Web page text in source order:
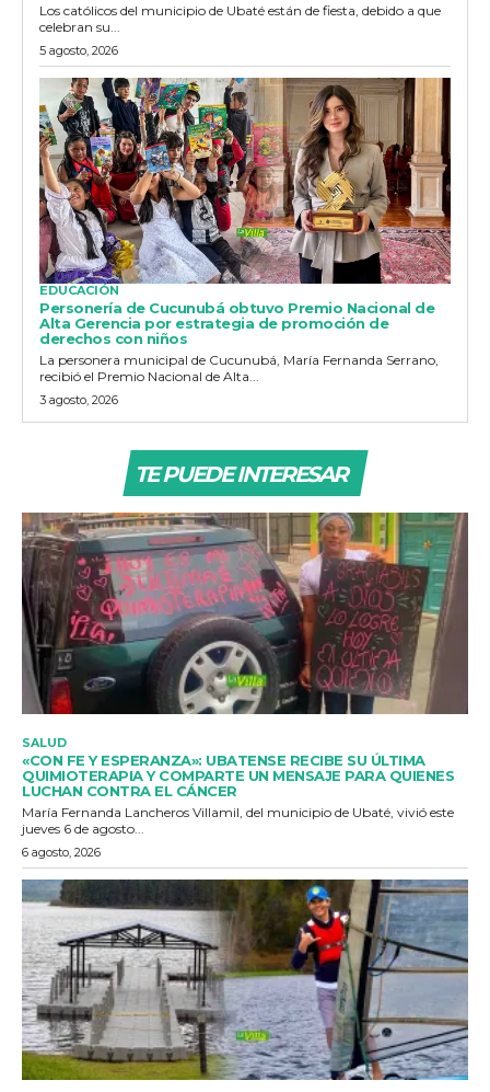
Los católicos del municipio de Ubaté están de fiesta, debido a que
celebran su...
5 agosto, 2026
EDUCACIÓN
Personería de Cucunubá obtuvo Premio Nacional de
Alta Gerencia por estrategia de promoción de
derechos con niños
La personera municipal de Cucunubá, María Fernanda Serrano,
recibió el Premio Nacional de Alta...
3 agosto, 2026
TE PUEDE INTERESAR
SALUD
«CON FE Y ESPERANZA»: UBATENSE RECIBE SU ÚLTIMA
QUIMIOTERAPIA Y COMPARTE UN MENSAJE PARA QUIENES
LUCHAN CONTRA EL CÁNCER
María Fernanda Lancheros Villamil, del municipio de Ubaté, vivió este
jueves 6 de agosto...
6 agosto, 2026